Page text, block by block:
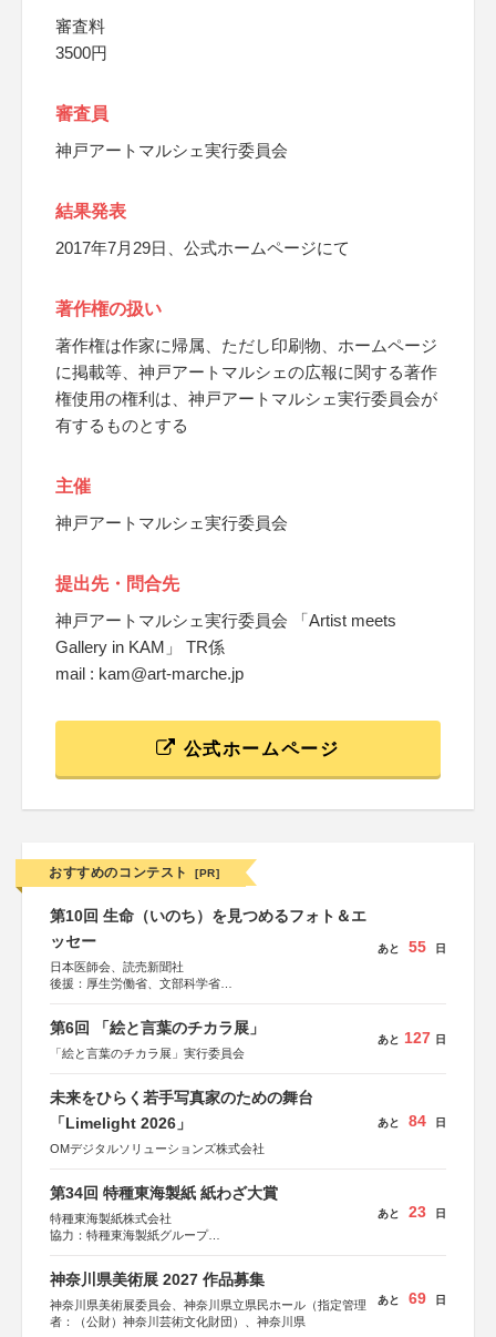
審査料
3500円
審査員
神戸アートマルシェ実行委員会
結果発表
2017年7月29日、公式ホームページにて
著作権の扱い
著作権は作家に帰属、ただし印刷物、ホームページ
に掲載等、神戸アートマルシェの広報に関する著作
権使用の権利は、神戸アートマルシェ実行委員会が
有するものとする
主催
神戸アートマルシェ実行委員会
提出先・問合先
神戸アートマルシェ実行委員会 「Artist meets
Gallery in KAM」 TR係
mail : kam@art-marche.jp
公式ホームページ
おすすめのコンテスト [PR]
第10回 生命（いのち）を見つめるフォト＆エ
ッセー
日本医師会、読売新聞社
後援：厚生労働省、文部科学省
しん生命保険株式会社
あと 55 日
第6回 「絵と言葉のチカラ展」
「絵と言葉のチカラ展」実行委員会
あと 127 日
未来をひらく若手写真家のための舞台
「Limelight 2026」
OMデジタルソリューションズ株式会社
あと 84 日
第34回 特種東海製紙 紙わざ大賞
特種東海製紙株式会社
協力：特種東海製紙グループ
あと 23 日
神奈川県美術展 2027 作品募集
神奈川県美術展委員会、神奈川県立県民ホール（指定管理
者：（公財）神奈川芸術文化財団）、神奈川県
あと 69 日